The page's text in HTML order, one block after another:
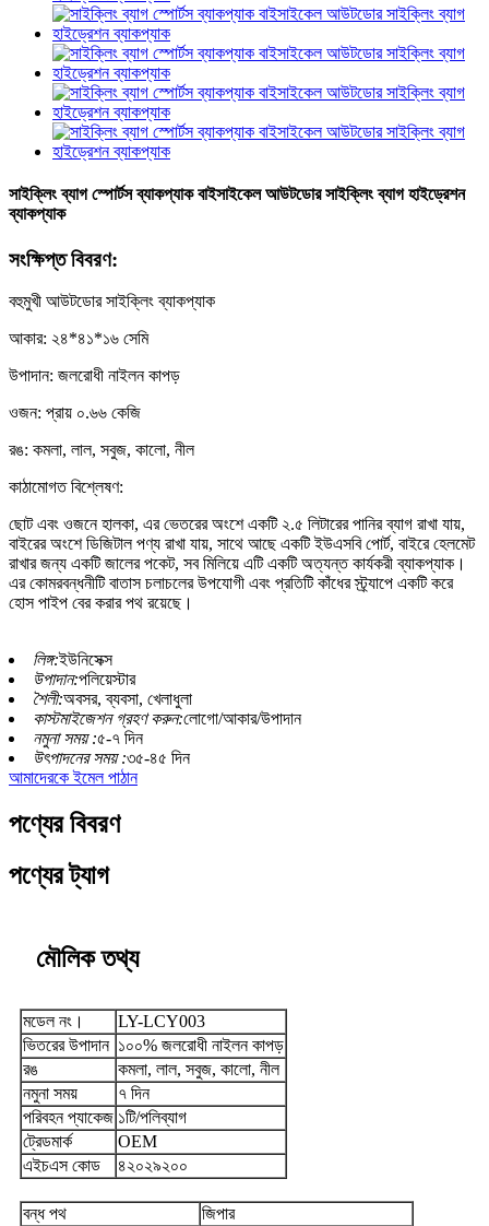
সাইক্লিং ব্যাগ স্পোর্টস ব্যাকপ্যাক বাইসাইকেল আউটডোর সাইক্লিং ব্যাগ হাইড্রেশন
ব্যাকপ্যাক
সংক্ষিপ্ত বিবরণ:
বহুমুখী আউটডোর সাইক্লিং ব্যাকপ্যাক
আকার: ২৪*৪১*১৬ সেমি
উপাদান: জলরোধী নাইলন কাপড়
ওজন: প্রায় ০.৬৬ কেজি
রঙ: কমলা, লাল, সবুজ, কালো, নীল
কাঠামোগত বিশ্লেষণ:
ছোট এবং ওজনে হালকা, এর ভেতরের অংশে একটি ২.৫ লিটারের পানির ব্যাগ রাখা যায়,
বাইরের অংশে ডিজিটাল পণ্য রাখা যায়, সাথে আছে একটি ইউএসবি পোর্ট, বাইরে হেলমেট
রাখার জন্য একটি জালের পকেট, সব মিলিয়ে এটি একটি অত্যন্ত কার্যকরী ব্যাকপ্যাক।
এর কোমরবন্ধনীটি বাতাস চলাচলের উপযোগী এবং প্রতিটি কাঁধের স্ট্র্যাপে একটি করে
হোস পাইপ বের করার পথ রয়েছে।
লিঙ্গ:ইউনিসেক্স
উপাদান:পলিয়েস্টার
শৈলী:অবসর, ব্যবসা, খেলাধুলা
কাস্টমাইজেশন গ্রহণ করুন:লোগো/আকার/উপাদান
নমুনা সময় :৫-৭ দিন
উৎপাদনের সময় :৩৫-৪৫ দিন
আমাদেরকে ইমেল পাঠান
পণ্যের বিবরণ
পণ্যের ট্যাগ
মৌলিক তথ্য
মডেল নং।
LY-LCY003
ভিতরের উপাদান ১০০% জলরোধী নাইলন কাপড়
রঙ
কমলা, লাল, সবুজ, কালো, নীল
নমুনা সময়
৭ দিন
পরিবহন প্যাকেজ ১টি/পলিব্যাগ
ট্রেডমার্ক
OEM
এইচএস কোড
৪২০২৯২০০
বন্ধ পথ
জিপার